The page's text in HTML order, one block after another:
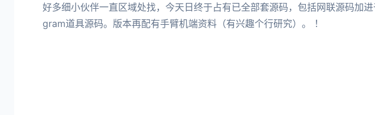
好多细小伙伴一直区域处找，今天日终于占有已全部套源码，包括网联源码加进
gram道具源码。版本再配有手臂机端资料（有兴趣个行研究）。 ！